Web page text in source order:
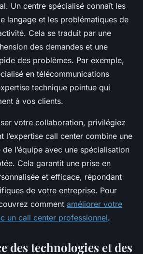
Un centre spécialisé connaît les
langage et les problématiques de
Cela se traduit par une
des demandes et une
des problèmes. Par exemple,
en télécommunications
technique pointue qui
à vos clients.
votre collaboration, privilégiez
l’expertise call center combine une
l’équipe avec une spécialisation
Cela garantit une prise en
et efficace, répondant
de votre entreprise. Pour
comment améliorer votre
un call center professionnel.
des technologies et des